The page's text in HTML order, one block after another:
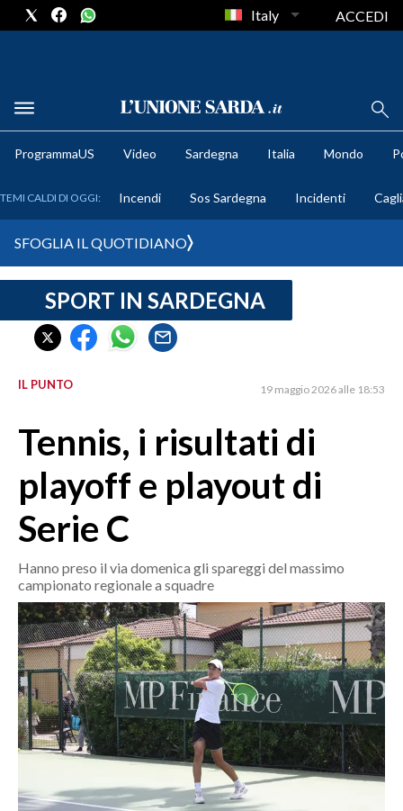
METEO
CRONACA SARDEGNA
CAGLIARI
SULCIS IGLESIENTE
ORISTANO E PROVINCIA
SASSARI E PROVINCIA
GALLURA
NUORO E PROVINCIA
OGLIASTRA
AGENDA
CRONACA
ITALIA
MONDO
POLITICA
ECONOMIA
SERVIZI ALLE IMPRESE
Italy ACCEDI
ProgrammaUS Video Sardegna Italia Mondo
TEMI CALDI DI OGGI: Incendi Sos Sardegna Incidenti
SFOGLIA IL QUOTIDIANO
SPORT IN SARDEGNA
IL PUNTO 19 maggio 2026 alle 18:53
Tennis, i risultati di
playoff e playout di
Serie C
Hanno preso il via domenica gli spareggi del massimo
campionato regionale a squadre